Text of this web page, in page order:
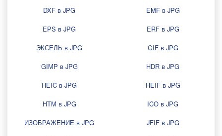
DXF в JPG
EMF в JPG
EPS в JPG
ERF в JPG
ЭКСЕЛЬ в JPG
GIF в JPG
GIMP в JPG
HDR в JPG
HEIC в JPG
HEIF в JPG
HTM в JPG
ICO в JPG
ИЗОБРАЖЕНИЕ в JPG
JFIF в JPG